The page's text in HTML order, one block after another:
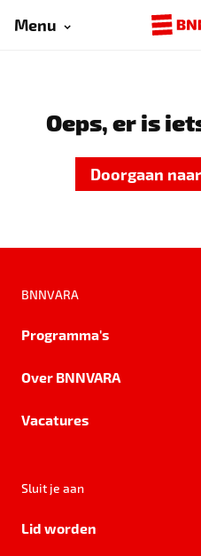
Menu
Oeps, er is
Doorgaan
BNNVARA
Programma's
Over BNNVARA
Vacatures
Sluit je aan
Lid worden